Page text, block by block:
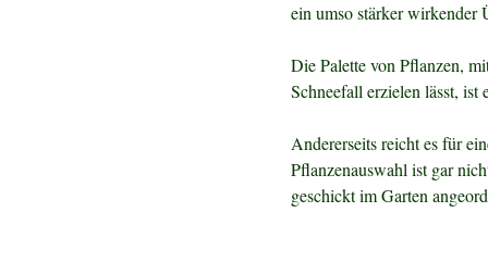
ein umso stärker wirkender
Die Palette von Pflanzen,
Schneefall erzielen lässt, ist
Andererseits reicht es für
Pflanzenauswahl ist gar
geschickt im Garten